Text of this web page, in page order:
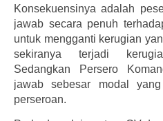
Konsekuensinya adalah
jawab secara penuh
untuk mengganti kerugian
sekiranya terjadi
Sedangkan Persero
jawab sebesar modal
perseroan.